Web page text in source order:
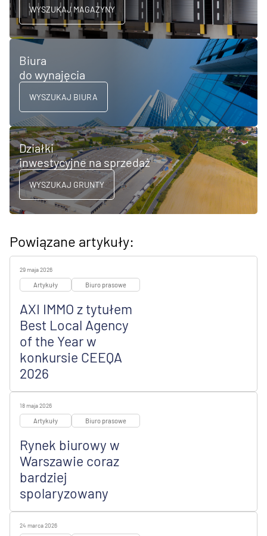
WYSZUKAJ MAGAZYNY
Biura
do wynajęcia
WYSZUKAJ BIURA
Działki
inwestycyjne na sprzedaż
WYSZUKAJ GRUNTY
Powiązane artykuły:
29 maja 2026
Artykuły Biuro prasowe
AXI IMMO z tytułem
Best Local Agency
of the Year w
konkursie CEEQA
2026
18 maja 2026
Artykuły Biuro prasowe
Rynek biurowy w
Warszawie coraz
bardziej
spolaryzowany
24 marca 2026